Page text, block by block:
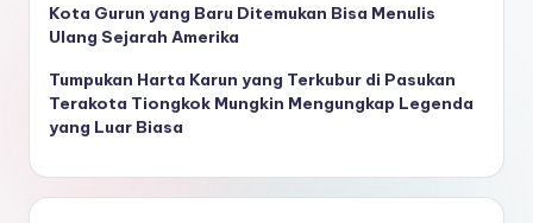
Kota Gurun yang Baru Ditemukan Bisa Menulis
Ulang Sejarah Amerika
Tumpukan Harta Karun yang Terkubur di Pasukan
Terakota Tiongkok Mungkin Mengungkap Legenda
yang Luar Biasa